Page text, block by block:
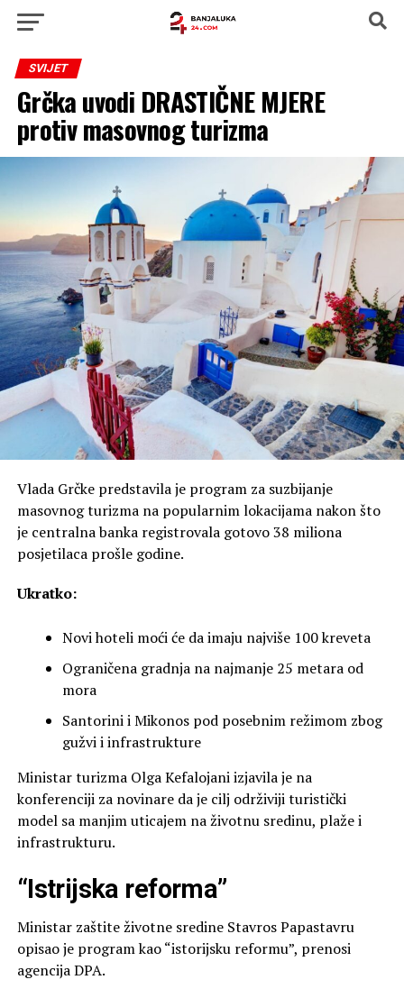
SVIJET
Grčka uvodi DRASTIČNE MJERE
protiv masovnog turizma
Vlada Grčke predstavila je program za suzbijanje
masovnog turizma na popularnim lokacijama nakon što
je centralna banka registrovala gotovo 38 miliona
posjetilaca prošle godine.
Ukratko:
Novi hoteli moći će da imaju najviše 100 kreveta
Ograničena gradnja na najmanje 25 metara od
mora
Santorini i Mikonos pod posebnim režimom zbog
gužvi i infrastrukture
Ministar turizma Olga Kefalojani izjavila je na
konferenciji za novinare da je cilj održiviji turistički
model sa manjim uticajem na životnu sredinu, plaže i
infrastrukturu.
“Istrijska reforma”
Ministar zaštite životne sredine Stavros Papastavru
opisao je program kao “istorijsku reformu”, prenosi
agencija DPA.